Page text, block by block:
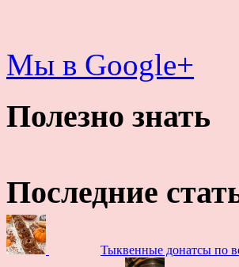
Мы в Google+
Полезно знать
Последние
Тыквенные донатсы по